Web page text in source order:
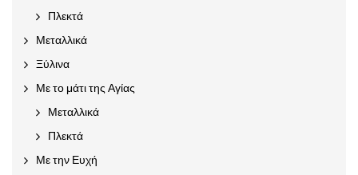
Πλεκτά
Μεταλλικά
Ξύλινα
Με το μάτι της Αγίας
Μεταλλικά
Πλεκτά
Με την Ευχή